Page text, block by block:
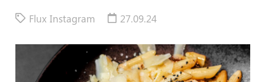
Flux Instagram 27.09.24